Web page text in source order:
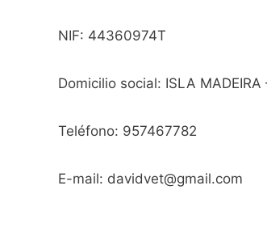
NIF: 44360974T
Domicilio social: ISLA MADEIRA
Teléfono: 957467782
E-mail: davidvet@gmail.com